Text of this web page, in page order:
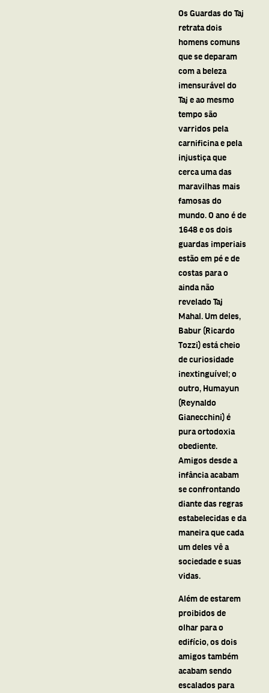
Os Guardas do Taj
retrata dois
homens comuns
que se deparam
com a beleza
imensurável do
Taj e ao mesmo
tempo são
varridos pela
carnificina e pela
injustiça que
cerca uma das
maravilhas mais
famosas do
mundo. O ano é de
1648 e os dois
guardas imperiais
estão em pé e de
costas para o
ainda não
revelado Taj
Mahal. Um deles,
Babur (Ricardo
Tozzi) está cheio
de curiosidade
inextinguível; o
outro, Humayun
(Reynaldo
Gianecchini) é
pura ortodoxia
obediente.
Amigos desde a
infância acabam
se confrontando
diante das regras
estabelecidas e da
maneira que cada
um deles vê a
sociedade e suas
vidas.
Além de estarem
proibidos de
olhar para o
edifício, os dois
amigos também
acabam sendo
escalados para